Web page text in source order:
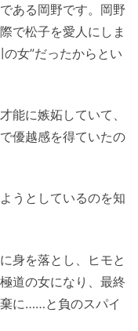
ある岡野です。岡野
で松子を愛人にしま
女”だったからとい
能に嫉妬していて、
優越感を得ていたの
うとしているのを知
身を落とし、ヒモと
道の女になり、最終
に……と負のスパイ